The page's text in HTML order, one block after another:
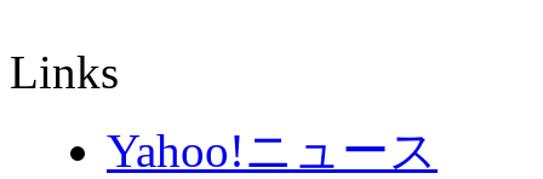
Links
Yahoo!ニュース